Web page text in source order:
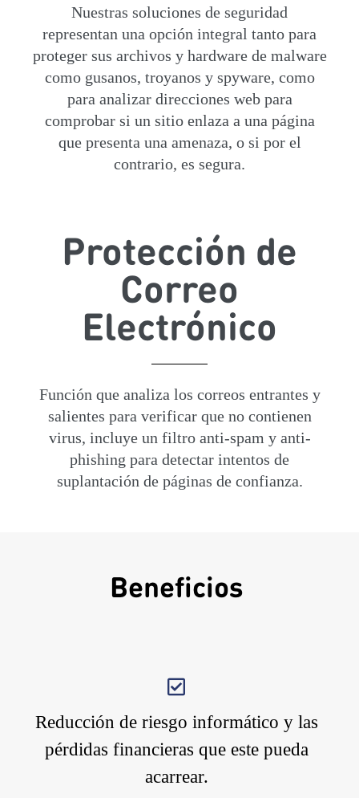
Nuestras soluciones de seguridad
representan una opción integral tanto para
proteger sus archivos y hardware de malware
como gusanos, troyanos y spyware, como
para analizar direcciones web para
comprobar si un sitio enlaza a una página
que presenta una amenaza, o si por el
contrario, es segura.
Protección de
Correo
Electrónico
Función que analiza los correos entrantes y
salientes para verificar que no contienen
virus, incluye un filtro anti-spam y anti-
phishing para detectar intentos de
suplantación de páginas de confianza.
Beneficios
Reducción de riesgo informático y las
pérdidas financieras que este pueda
acarrear.